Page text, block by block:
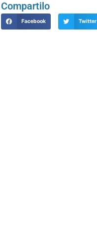
Compartilo
Facebook Twitter